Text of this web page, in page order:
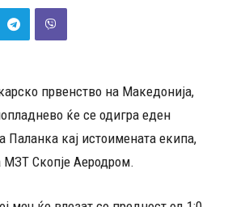
првенство на Македонија,
ќе се одигра еден
Паланка кај истоимената екипа,
МЗТ Скопје Аеродром.